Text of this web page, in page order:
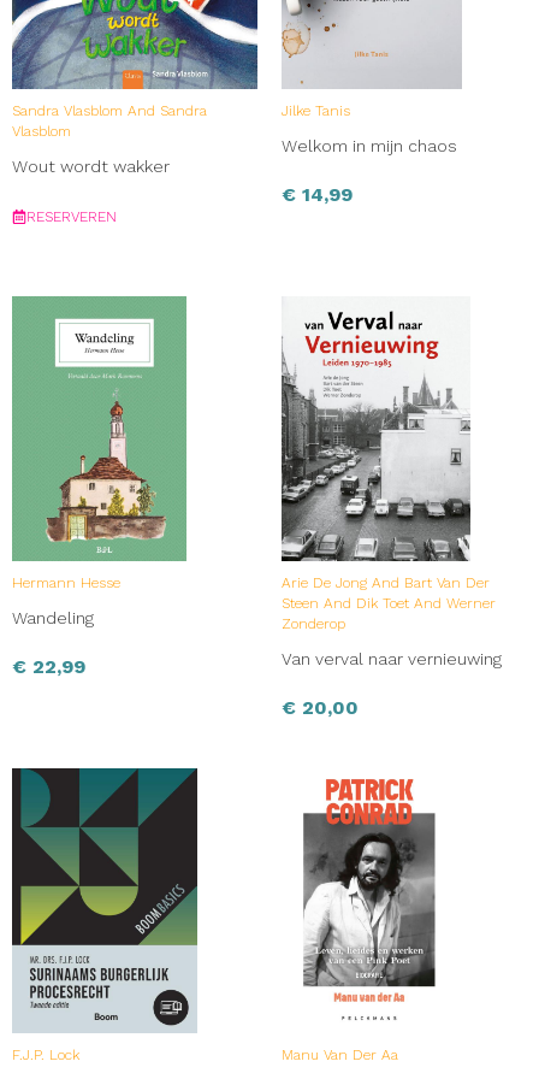
Sandra Vlasblom And Sandra
Vlasblom
Wout wordt wakker
RESERVEREN
Jilke Tanis
Welkom in mijn chaos
€ 14,99
Hermann Hesse
Wandeling
€ 22,99
Arie De Jong And Bart Van Der
Steen And Dik Toet And Werner
Zonderop
Van verval naar vernieuwing
€ 20,00
F.J.P. Lock Manu Van Der Aa